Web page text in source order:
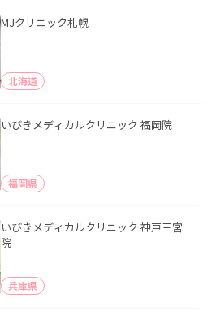
MJクリニック札幌
北海道
いびきメディカルクリニック 福岡院
福岡県
いびきメディカルクリニック 神戸三宮
院
兵庫県